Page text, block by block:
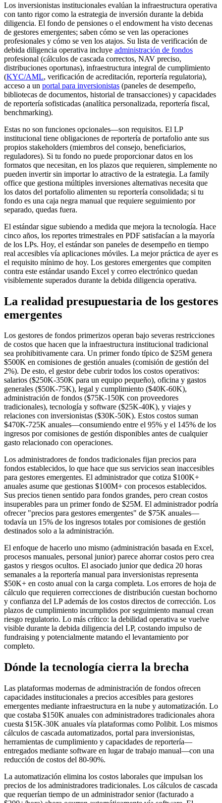
Los inversionistas institucionales evalúan la infraestructura operativa
con tanto rigor como la estrategia de inversión durante la debida
diligencia. El fondo de pensiones o el endowment ha visto decenas
de gestores emergentes; saben cómo se ven las operaciones
profesionales y cómo se ven los atajos. Su lista de verificación de
debida diligencia operativa incluye administración de fondos
profesional (cálculos de cascada correctos, NAV preciso,
distribuciones oportunas), infraestructura integral de cumplimiento
(KYC/AML, verificación de acreditación, reportería regulatoria),
acceso a un portal para inversionistas (paneles de desempeño,
bibliotecas de documentos, historial de transacciones) y capacidades
de reportería sofisticadas (analítica personalizada, reportería fiscal,
benchmarking).
Estas no son funciones opcionales—son requisitos. El LP
institucional tiene obligaciones de reportería de portafolio ante sus
propios stakeholders (miembros del consejo, beneficiarios,
reguladores). Si tu fondo no puede proporcionar datos en los
formatos que necesitan, en los plazos que requieren, simplemente no
pueden invertir sin importar lo atractivo de la estrategia. La family
office que gestiona múltiples inversiones alternativas necesita que
los datos del portafolio alimenten su reportería consolidada; si tu
fondo es una caja negra manual que requiere seguimiento por
separado, quedas fuera.
El estándar sigue subiendo a medida que mejora la tecnología. Hace
cinco años, los reportes trimestrales en PDF satisfacían a la mayoría
de los LPs. Hoy, el estándar son paneles de desempeño en tiempo
real accesibles vía aplicaciones móviles. La mejor práctica de ayer es
el requisito mínimo de hoy. Los gestores emergentes que compiten
contra este estándar usando Excel y correo electrónico quedan
visiblemente superados durante la debida diligencia operativa.
La realidad presupuestaria de los gestores
emergentes
Los gestores de fondos primerizos operan bajo severas restricciones
de costos que hacen que la infraestructura institucional tradicional
sea prohibitivamente cara. Un primer fondo típico de $25M genera
$500K en comisiones de gestión anuales (comisión de gestión del
2%). De esto, el gestor debe cubrir todos los costos operativos:
salarios ($250K-350K para un equipo pequeño), oficina y gastos
generales ($50K-75K), legal y cumplimiento ($40K-60K),
administración de fondos ($75K-150K con proveedores
tradicionales), tecnología y software ($25K-40K), y viajes y
relaciones con inversionistas ($30K-50K). Estos costos suman
$470K-725K anuales—consumiendo entre el 95% y el 145% de los
ingresos por comisiones de gestión disponibles antes de cualquier
gasto relacionado con operaciones.
Los administradores de fondos tradicionales fijan precios para
fondos establecidos, lo que hace que sus servicios sean inaccesibles
para gestores emergentes. El administrador que cotiza $100K+
anuales asume que gestionas $100M+ con procesos establecidos.
Sus precios tienen sentido para fondos grandes, pero crean costos
insuperables para un primer fondo de $25M. El administrador podría
ofrecer "precios para gestores emergentes" de $75K anuales—
todavía un 15% de los ingresos totales por comisiones de gestión
destinados solo a la administración.
El enfoque de hacerlo uno mismo (administración basada en Excel,
procesos manuales, personal junior) parece ahorrar costos pero crea
gastos y riesgos ocultos. El asociado junior que dedica 20 horas
semanales a la reportería manual para inversionistas representa
$50K+ en costo anual con la carga completa. Los errores de hoja de
cálculo que requieren correcciones de distribución cuestan bochorno
y confianza del LP además de los costos directos de corrección. Los
plazos de cumplimiento incumplidos por seguimiento manual crean
riesgo regulatorio. Lo más crítico: la debilidad operativa se vuelve
visible durante la debida diligencia del LP, costando impulso de
fundraising y potencialmente matando el levantamiento por
completo.
Dónde la tecnología cierra la brecha
Las plataformas modernas de administración de fondos ofrecen
capacidades institucionales a precios accesibles para gestores
emergentes mediante infraestructura en la nube y automatización. Lo
que costaba $150K anuales con administradores tradicionales ahora
cuesta $15K-30K anuales vía plataformas como Polibit. Los mismos
cálculos de cascada automatizados, portal para inversionistas,
herramientas de cumplimiento y capacidades de reportería—
entregados mediante software en lugar de trabajo manual—con una
reducción de costos del 80-90%.
La automatización elimina los costos laborales que impulsan los
precios de los administradores tradicionales. Los cálculos de cascada
que requerían tiempo de un administrador senior (facturado a